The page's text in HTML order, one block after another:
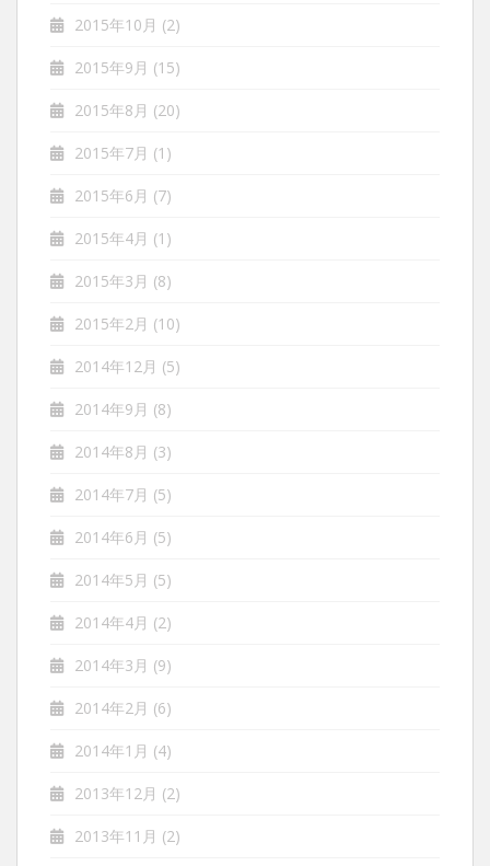
2015年10月 (2)
2015年9月 (15)
2015年8月 (20)
2015年7月 (1)
2015年6月 (7)
2015年4月 (1)
2015年3月 (8)
2015年2月 (10)
2014年12月 (5)
2014年9月 (8)
2014年8月 (3)
2014年7月 (5)
2014年6月 (5)
2014年5月 (5)
2014年4月 (2)
2014年3月 (9)
2014年2月 (6)
2014年1月 (4)
2013年12月 (2)
2013年11月 (2)